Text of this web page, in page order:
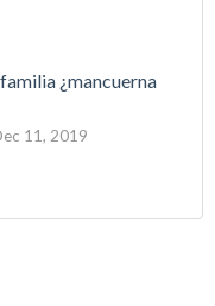
¿mancuerna
11, 2019